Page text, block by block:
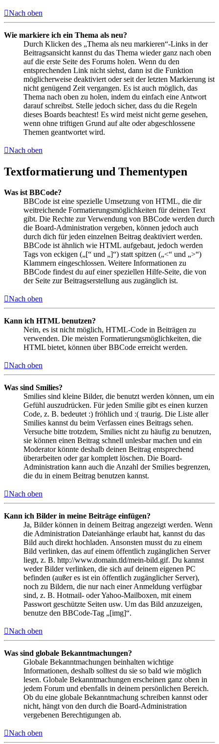
Nach oben
Wie markiere ich ein Thema als neu?
Durch Klicken des „Thema als neu markieren“-Links in der
Beitragsansicht kannst du das Thema wieder ganz nach oben
auf die erste Seite des Forums holen. Wenn du den
entsprechenden Link nicht siehst, dann ist die Funktion
möglicherweise deaktiviert oder seit der letzten Markierung ist
nicht genügend Zeit vergangen. Es ist auch möglich, das
Thema nach oben zu holen, indem du einfach eine Antwort
darauf schreibst. Stelle jedoch sicher, dass du die Regeln
dieses Boards beachtest! Es wird meist nicht gerne gesehen,
wenn ohne triftigen Grund auf alte oder abgeschlossene
Themen geantwortet wird.
Nach oben
Textformatierung und Thementypen
Was ist BBCode?
BBCode ist eine spezielle Umsetzung von HTML, die dir
weitreichende Formatierungsmöglichkeiten für deinen Text
gibt. Die Rechte zur Verwendung von BBCode werden durch
die Board-Administration vergeben, können jedoch auch
durch dich für jeden einzelnen Beitrag deaktiviert werden.
BBCode ist ähnlich wie HTML aufgebaut, jedoch werden
Tags von eckigen („[“ und „]“) statt spitzen („<“ und „>“)
Klammern eingeschlossen. Weitere Informationen zu
BBCode findest du auf einer speziellen Hilfe-Seite, die von
der Seite zur Beitragserstellung aus zugänglich ist.
Nach oben
Kann ich HTML benutzen?
Nein, es ist nicht möglich, HTML-Code in Beiträgen zu
verwenden. Die meisten Formatierungsmöglichkeiten, die
HTML bietet, können über BBCode erreicht werden.
Nach oben
Was sind Smilies?
Smilies sind kleine Bilder, die benutzt werden können, um ein
Gefühl auszudrücken. Für jeden Smilie gibt es einen kurzen
Code, z. B. bedeutet :) fröhlich und :( traurig. Die Liste aller
Smilies kannst du beim Verfassen eines Beitrags sehen.
Versuche bitte trotzdem, Smilies nicht zu häufig zu benutzen,
sie können einen Beitrag schnell unlesbar machen und ein
Moderator könnte deshalb deinen Beitrag entsprechend
überarbeiten oder gar komplett löschen. Die Board-
Administration kann auch die Anzahl der Smilies begrenzen,
die du in einem Beitrag benutzen kannst.
Nach oben
Kann ich Bilder in meine Beiträge einfügen?
Ja, Bilder können in deinem Beitrag angezeigt werden. Wenn
die Administration Dateianhänge erlaubt hat, kannst du das
Bild auch direkt hochladen. Ansonsten musst du zu einem
Bild verlinken, das auf einem öffentlich zugänglichen Server
liegt, z. B. http://www.domain.tld/mein-bild.gif. Du kannst
weder Bilder verlinken, die sich auf deinem eigenen PC
befinden (außer es ist ein öffentlich zugänglicher Server),
noch zu Bildern, die nur nach einer Anmeldung verfügbar
sind, z. B. Hotmail- oder Yahoo-Mailboxen, mit einem
Passwort geschützte Seiten usw. Um das Bild anzuzeigen,
benutze den BBCode-Tag „[img]“.
Nach oben
Was sind globale Bekanntmachungen?
Globale Bekanntmachungen beinhalten wichtige
Informationen, deshalb solltest du sie so bald wie möglich
lesen. Globale Bekanntmachungen erscheinen ganz oben in
jedem Forum und ebenfalls in deinem persönlichen Bereich.
Ob du eine globale Bekanntmachung schreiben kannst oder
nicht, hängt von den durch die Board-Administration
vergebenen Berechtigungen ab.
Nach oben